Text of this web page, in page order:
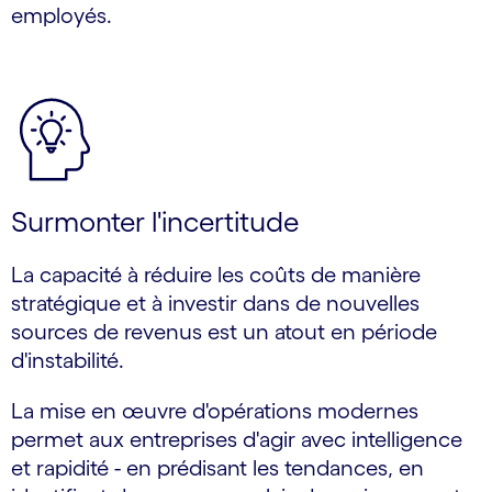
employés.
Surmonter l'incertitude
La capacité à réduire les coûts de manière
stratégique et à investir dans de nouvelles
sources de revenus est un atout en période
d'instabilité.
La mise en œuvre d'opérations modernes
permet aux entreprises d'agir avec intelligence
et rapidité - en prédisant les tendances, en